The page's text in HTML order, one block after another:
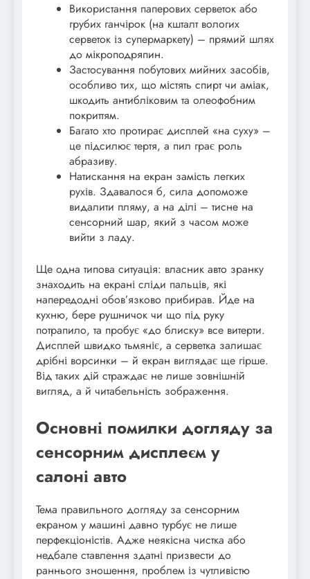
Використання паперових серветок або
грубих ганчірок (на кшталт вологих
серветок із супермаркету) – прямий шлях
до мікроподряпин.
Застосування побутових мийних засобів,
особливо тих, що містять спирт чи аміак,
шкодить антибліковим та олеофобним
покриттям.
Багато хто протирає дисплей «на суху» –
це підсилює тертя, а пил грає роль
абразиву.
Натискання на екран замість легких
рухів. Здавалося б, сила допоможе
видалити пляму, а на ділі – тисне на
сенсорний шар, який з часом може
вийти з ладу.
Ще одна типова ситуація: власник авто зранку
знаходить на екрані сліди пальців, які
напередодні обов’язково прибирав. Йде на
кухню, бере рушничок чи що під руку
потрапило, та пробує «до блиску» все витерти.
Дисплей швидко тьмяніє, а серветка залишає
дрібні ворсинки – й екран виглядає ще гірше.
Від таких дій страждає не лише зовнішній
вигляд, а й читабельність зображення.
Основні помилки догляду за
сенсорним дисплеєм у
салоні авто
Тема правильного догляду за сенсорним
екраном у машині давно турбує не лише
перфекціоністів. Адже неякісна чистка або
недбале ставлення здатні призвести до
раннього зношення, проблем із чутливістю